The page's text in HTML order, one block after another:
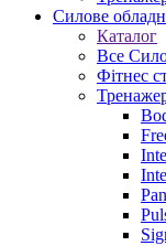
Силове
Каталог
Все
Фітнес